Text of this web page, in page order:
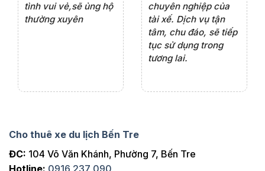
tình vui vẻ,sẽ ủng hộ
thường xuyên
chuyên nghiệp của
tài xế. Dịch vụ tận
tâm, chu đáo, sẽ tiếp
tục sử dụng trong
tương lai.
Cho thuê xe du lịch Bến Tre
ĐC: 104 Võ Văn Khánh, Phường 7, Bến Tre